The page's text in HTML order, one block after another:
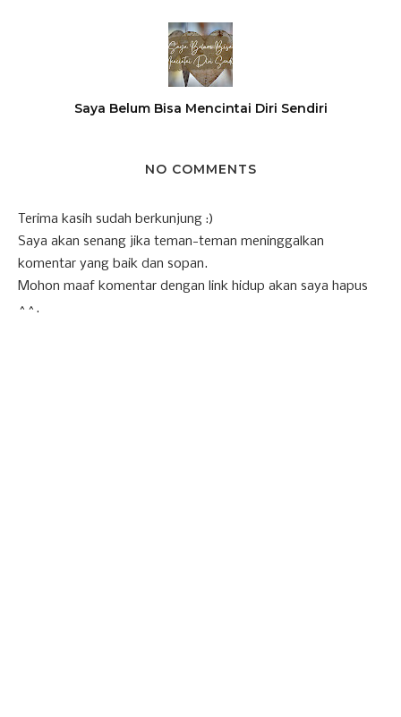
Saya Belum Bisa Mencintai Diri Sendiri
NO COMMENTS
Terima kasih sudah berkunjung :)
Saya akan senang jika teman-teman meninggalkan
komentar yang baik dan sopan.
Mohon maaf komentar dengan link hidup akan saya hapus
^^.